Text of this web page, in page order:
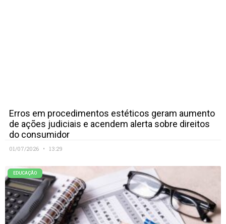
Erros em procedimentos estéticos geram aumento
de ações judiciais e acendem alerta sobre direitos
do consumidor
01/07/2026 13:29
EDUCAÇÃO